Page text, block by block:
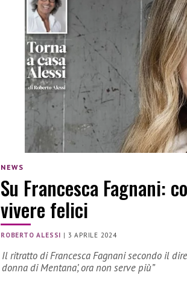
NEWS
Su Francesca Fagnani:
vivere felici
ROBERTO ALESSI | 3 APRILE 2024
Il ritratto di Francesca Fagnani secondo il
donna di Mentana’, ora non serve più”